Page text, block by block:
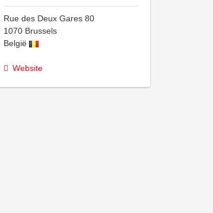
Rue des Deux Gares 80
1070 Brussels
België
Website